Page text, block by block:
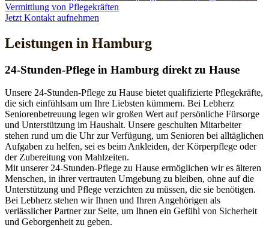
Vermittlung von Pflegekräften
Jetzt Kontakt aufnehmen
Leistungen in Hamburg
24-Stunden-Pflege in Hamburg direkt zu Hause
Unsere 24-Stunden-Pflege zu Hause bietet qualifizierte Pflegekräfte,
die sich einfühlsam um Ihre Liebsten kümmern. Bei Lebherz
Seniorenbetreuung legen wir großen Wert auf persönliche Fürsorge
und Unterstützung im Haushalt. Unsere geschulten Mitarbeiter
stehen rund um die Uhr zur Verfügung, um Senioren bei alltäglichen
Aufgaben zu helfen, sei es beim Ankleiden, der Körperpflege oder
der Zubereitung von Mahlzeiten.
Mit unserer 24-Stunden-Pflege zu Hause ermöglichen wir es älteren
Menschen, in ihrer vertrauten Umgebung zu bleiben, ohne auf die
Unterstützung und Pflege verzichten zu müssen, die sie benötigen.
Bei Lebherz stehen wir Ihnen und Ihren Angehörigen als
verlässlicher Partner zur Seite, um Ihnen ein Gefühl von Sicherheit
und Geborgenheit zu geben.